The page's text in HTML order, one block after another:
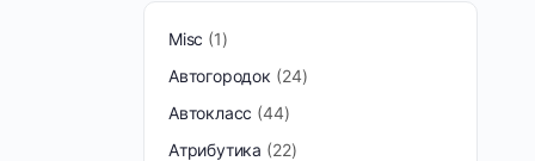
Misc
1
Автогородок
24
Автокласс 44
Атрибутика
22